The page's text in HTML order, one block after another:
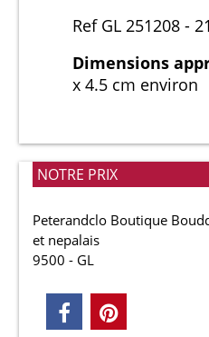
Ref GL 251208 -
Dimensions
x 4.5 cm environ
NOTRE PRIX
Peterandclo Boutique
et nepalais
9500 - GL